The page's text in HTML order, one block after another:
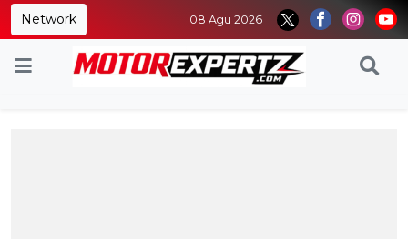
Network 08 Agu 2026